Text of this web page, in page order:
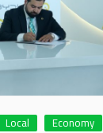
Economy
Local